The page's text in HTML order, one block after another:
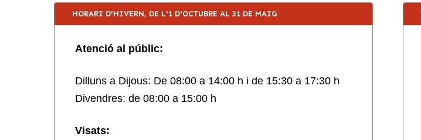
HORARI D'HIVERN, DE L'1 D'OCTUBRE AL 31 DE MAIG
Atenció al públic:
Dilluns a Dijous: De 08:00 a 14:00 h i de 15:30 a 17:30 h
Divendres: de 08:00 a 15:00 h
Visats: